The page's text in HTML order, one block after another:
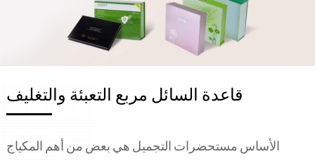
العالمية
قاعدة السائل مربع التعبئة والتغليف
الأساس مستحضرات التجميل هي بعض من أهم المكياج